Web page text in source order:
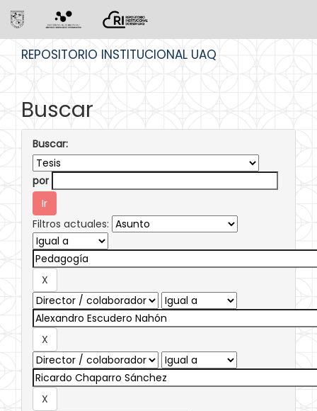
REPOSITORIO INSTITUCIONAL UAQ
Buscar
Buscar:
por
Filtros actuales: